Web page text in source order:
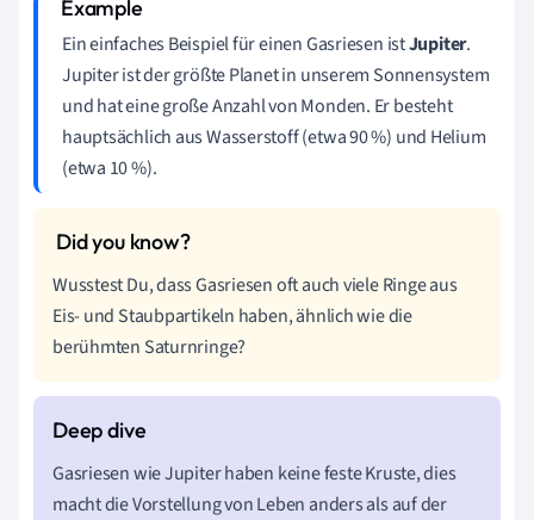
Ein einfaches Beispiel für einen Gasriesen istJupiter.
Jupiter ist der größte Planet in unserem Sonnensystem
und hat eine große Anzahl von Monden. Er besteht
hauptsächlich aus Wasserstoff (etwa 90 %) und Helium
(etwa 10 %).
Wusstest Du, dass Gasriesen oft auch viele Ringe aus
Eis- und Staubpartikeln haben, ähnlich wie die
berühmten Saturnringe?
Gasriesen wie Jupiter haben keine feste Kruste, dies
macht die Vorstellung von Leben anders als auf der